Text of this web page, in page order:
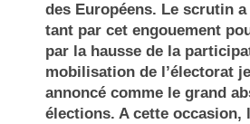
des Européens. Le scrutin
tant par cet engouement
par la hausse de la
mobilisation de l’électorat
annoncé comme le grand
élections. A cette occasion,